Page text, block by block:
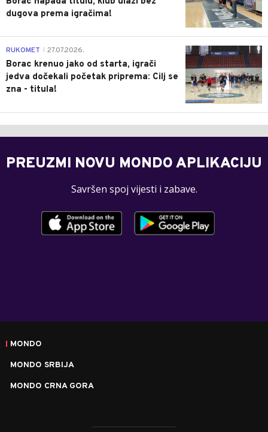
dugova prema igračima!
0
RUKOMET 27.07.2026.
Borac krenuo jako od starta, igrači
jedva dočekali početak priprema: Cilj se
zna - titula!
PREUZMI NOVU MONDO APLIKACIJU
Savršen spoj vijesti i zabave.
MONDO
MONDO SRBIJA
MONDO CRNA GORA